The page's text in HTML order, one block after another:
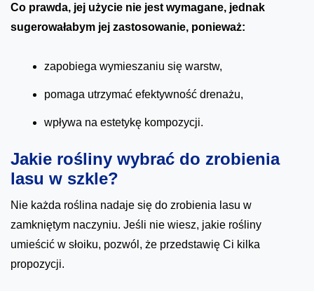
Co prawda, jej użycie nie jest wymagane, jednak
sugerowałabym jej zastosowanie, ponieważ:
zapobiega wymieszaniu się warstw,
pomaga utrzymać efektywność drenażu,
wpływa na estetykę kompozycji.
Jakie rośliny wybrać do zrobienia
lasu w szkle?
Nie każda roślina nadaje się do zrobienia lasu w
zamkniętym naczyniu. Jeśli nie wiesz, jakie rośliny
umieścić w słoiku, pozwól, że przedstawię Ci kilka
propozycji.